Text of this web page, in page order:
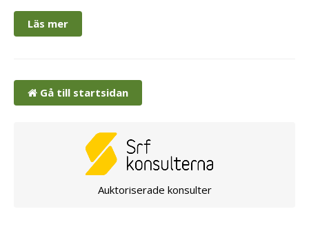
Läs mer
Gå till startsidan
Auktoriserade konsulter